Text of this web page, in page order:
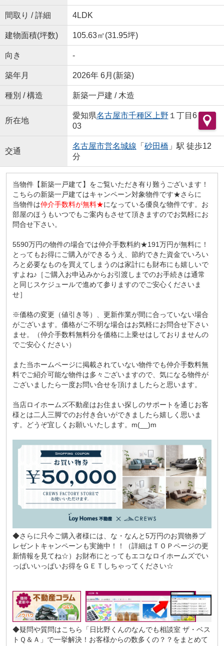
間取り / 詳細 4LDK
建物面積(坪数) 105.63㎡(31.95坪)
向き -
築年月 2026年 6月(新築)
種別 / 構造 新築一戸建 / 木造
所在地
愛知県名古屋市千種区 上野 １丁目6
03
交通
名古屋市営名城線 「 砂田橋 」駅 徒歩12
分
当物件【新築一戸建て】をご覧いただき有り難うございます！
こちらの新築一戸建てはキャンペーン対象物件です★さらに
当物件は仲介手数料が無料★になっている優良な物件です。お
部屋のほうもいつでもご案内もさせて頂きますのでお気軽にお
問合せ下さい。
5590万円の物件の場合では仲介手数料約★191万円が無料に！
とってもお得にご購入ができるうえ、節約できた資金でいろい
ろと必要なものを買えてしまうのは家計にも財布にも嬉しいで
すよね♪［ご購入お申込みからお引渡しまでのお手続きは通常
と同じスケジュールで進めて参りますのでご安心くださいま
せ］
※価格の変更（値引き等）、更新作業が間に合っていない場合
がございます。価格がご不明な場合はお気軽にお問合せ下さい
ませ。（仲介手数料無料分を価格に上乗せはしておりませんの
でご安心ください）
また当ホームページに掲載されていない物件でも仲介手数料無
料でご紹介可能な物件は多々ございますので、気になる物件が
ございましたら一度お問い合せを頂けましたらと思います。
当店ロイホームズ不動産はお住まい探しのサポートを通じお客
様とは二人三脚でのお付き合いができましたら嬉しく思いま
す。どうぞ宜しくお願いいたします。m(__)m
◆さらに只今ご購入者様には、な・なんと5万円のお買物券プ
レゼントキャンペーンも実施中！！（詳細はＴＯＰページの更
新情報を見てね☆）お財布にとってもエコなロイホームズでい
っぱいいっぱいお得をＧＥＴしちゃってください☆
◆疑問や質問はこちら
「日比野くんのなんでも相談室 ザ・ベス
トＱ＆Ａ」 で一挙解決！お客様からの数多くの？？をまとめて